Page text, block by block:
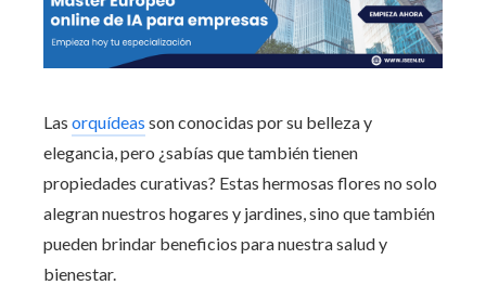
Las orquídeas son conocidas por su belleza y
elegancia, pero ¿sabías que también tienen
propiedades curativas? Estas hermosas flores no solo
alegran nuestros hogares y jardines, sino que también
pueden brindar beneficios para nuestra salud y
bienestar.